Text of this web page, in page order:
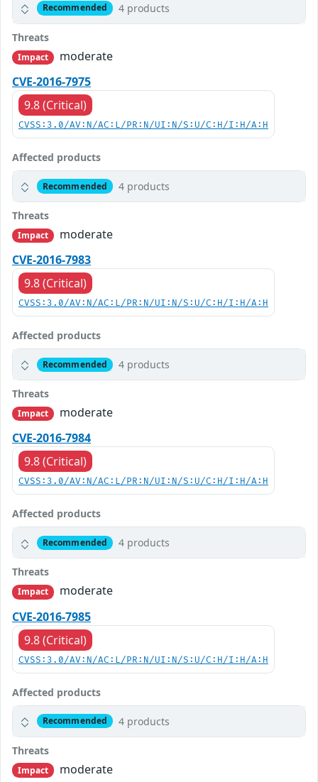
Recommended 4 products
Threats
Impact
moderate
CVE-2016-7975
9.8 (Critical)
CVSS:3.0/AV:N/AC:L/PR:N/UI:N/S:U/C:H/I:H/A:H
Affected products
Recommended 4 products
Threats
Impact
moderate
CVE-2016-7983
9.8 (Critical)
CVSS:3.0/AV:N/AC:L/PR:N/UI:N/S:U/C:H/I:H/A:H
Affected products
Recommended 4 products
Threats
Impact
moderate
CVE-2016-7984
9.8 (Critical)
CVSS:3.0/AV:N/AC:L/PR:N/UI:N/S:U/C:H/I:H/A:H
Affected products
Recommended 4 products
Threats
Impact
moderate
CVE-2016-7985
9.8 (Critical)
CVSS:3.0/AV:N/AC:L/PR:N/UI:N/S:U/C:H/I:H/A:H
Affected products
Recommended 4 products
Threats
Impact
moderate